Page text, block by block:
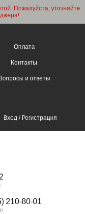
Пожалуйста, уточняйте
Оплата
Контакты
Вопросы и ответы
Вход /Регистрация
210-80-01